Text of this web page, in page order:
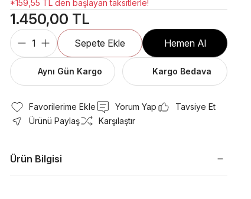
*159,55 TL den başlayan taksitlerle!
1.450,00 TL
Sepete Ekle Hemen Al
Aynı Gün Kargo Kargo Bedava
Yorum Yap
Tavsiye Et
Ürünü Paylaş
Karşılaştır
Ürün Bilgisi